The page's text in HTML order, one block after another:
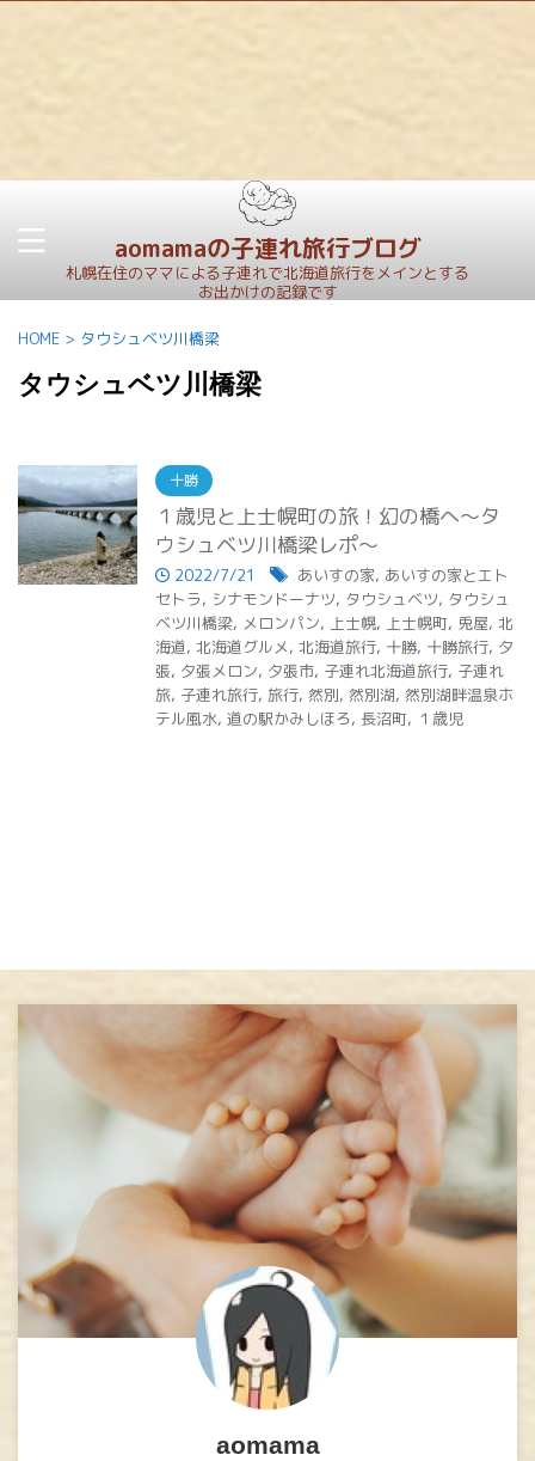
aomamaの子連れ旅行ブログ
札幌在住のママによる子連れで北海道旅行をメインとする
お出かけの記録です
HOME > タウシュベツ川橋梁
タウシュベツ川橋梁
十勝
１歳児と上士幌町の旅！幻の橋へ～タ
ウシュベツ川橋梁レポ～
2022/7/21 あいすの家, あいすの家とエト
セトラ, シナモンドーナツ, タウシュベツ, タウシュ
ベツ川橋梁, メロンパン, 上士幌, 上士幌町, 兎屋, 北
海道, 北海道グルメ, 北海道旅行, 十勝, 十勝旅行, 夕
張, 夕張メロン, 夕張市, 子連れ北海道旅行, 子連れ
旅, 子連れ旅行, 旅行, 然別, 然別湖, 然別湖畔温泉ホ
テル風水, 道の駅かみしほろ, 長沼町, １歳児
aomama